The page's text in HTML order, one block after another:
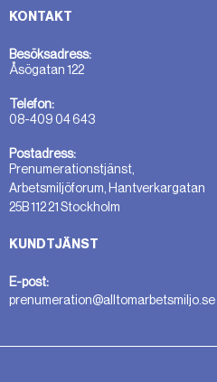
KONTAKT
Besöksadress:
Åsögatan 122
Telefon:
08-409 04 643
Postadress:
Prenumerationstjänst,
Arbetsmiljöforum, Hantverkargatan
25B 112 21 Stockholm
KUNDTJÄNST
E-post:
prenumeration@alltomarbetsmiljo.se